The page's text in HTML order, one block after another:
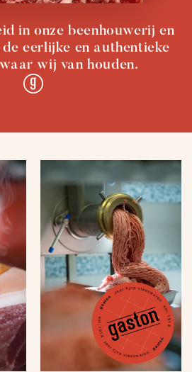
in onze beenhouwerij en
eerlijke en authentieke
wij van houden.